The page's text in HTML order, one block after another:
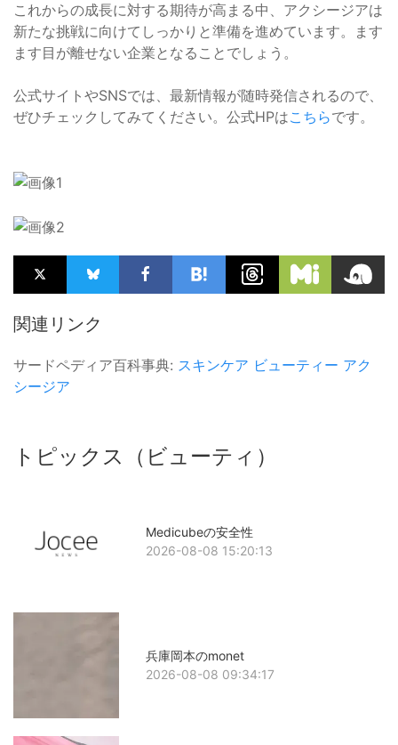
これからの成長に対する期待が高まる中、アクシージアは
新たな挑戦に向けてしっかりと準備を進めています。ます
ます目が離せない企業となることでしょう。
公式サイトやSNSでは、最新情報が随時発信されるので、
ぜひチェックしてみてください。公式HPはこちらです。
関連リンク
サードペディア百科事典: スキンケア ビューティー アク
シージア
トピックス（ビューティ）
Medicubeの安全性
2026-08-08 15:20:13
兵庫岡本のmonet
2026-08-08 09:34:17